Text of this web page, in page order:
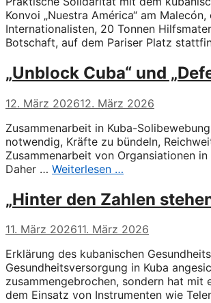
Konvoi „Nuestra América“ am
Internationalisten, 20 Tonnen
Botschaft, auf dem Pariser Platz
„Unblock Cuba“ und
12. März 202612. März 2026
Zusammenarbeit in Kuba-
notwendig, Kräfte zu bündeln,
Zusammenarbeit von Organsiationen
Daher … Weiterlesen …
„Hinter den Zahlen
11. März 202611. März 2026
Erklärung des kubanischen
Gesundheitsversorgung in Kuba
zusammengebrochen, sondern hat
dem Einsatz von Instrumenten wie